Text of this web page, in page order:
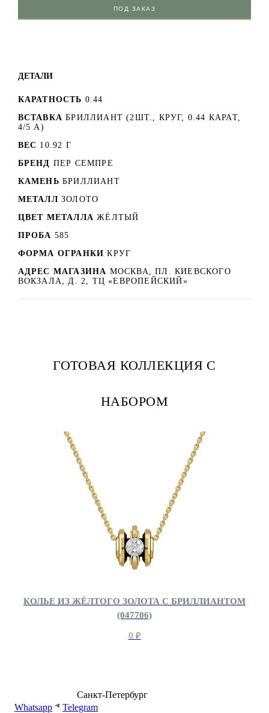
ПОД ЗАКАЗ
ДЕТАЛИ
КАРАТНОСТЬ 0.44
ВСТАВКА БРИЛЛИАНТ (2ШТ., КРУГ, 0.44 КАРАТ,
4/5 А)
ВЕС 10.92 Г
БРЕНД ПЕР СЕМПРЕ
КАМЕНЬ БРИЛЛИАНТ
МЕТАЛЛ ЗОЛОТО
ЦВЕТ МЕТАЛЛА ЖЁЛТЫЙ
ПРОБА 585
ФОРМА ОГРАНКИ КРУГ
АДРЕС МАГАЗИНА МОСКВА, ПЛ. КИЕВСКОГО
ВОКЗАЛА, Д. 2, ТЦ «ЕВРОПЕЙСКИЙ»
ГОТОВАЯ КОЛЛЕКЦИЯ С
НАБОРОМ
КОЛЬЕ ИЗ ЖЁЛТОГО ЗОЛОТА С БРИЛЛИАНТОМ
(047706)
0 ₽
Санкт-Петербург
Whatsapp
Telegram